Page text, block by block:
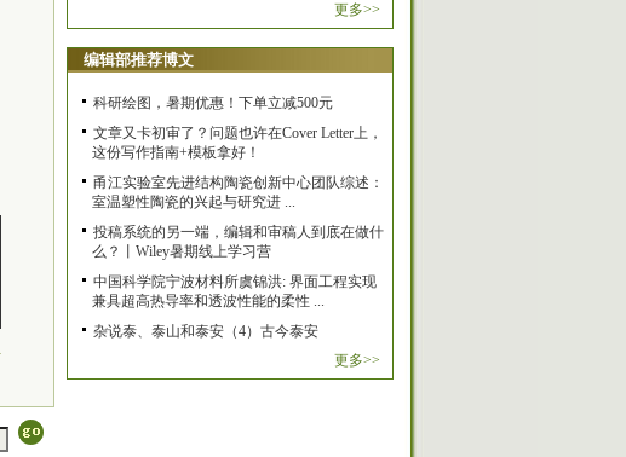
更多>>
编辑部推荐博文
科研绘图，暑期优惠！下单立减500元
文章又卡初审了？问题也许在Cover Letter上，
这份写作指南+模板拿好！
甬江实验室先进结构陶瓷创新中心团队综述：
室温塑性陶瓷的兴起与研究进 ...
投稿系统的另一端，编辑和审稿人到底在做什
么？丨Wiley暑期线上学习营
中国科学院宁波材料所虞锦洪: 界面工程实现
兼具超高热导率和透波性能的柔性 ...
杂说泰、泰山和泰安（4）古今泰安
更多>>